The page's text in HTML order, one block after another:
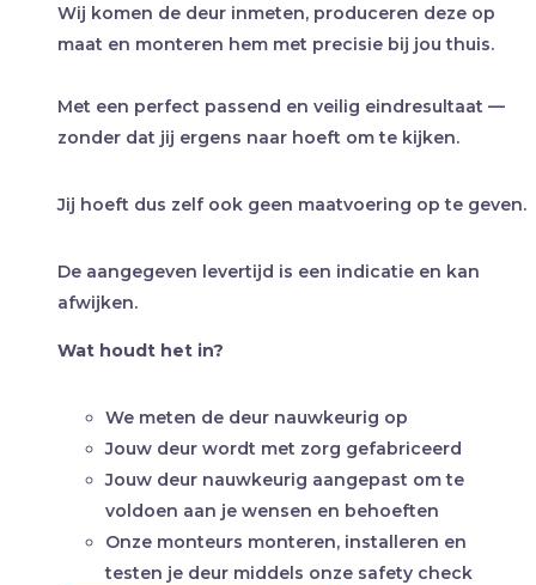
Wij komen de deur inmeten, produceren deze op
maat en monteren hem met precisie bij jou thuis.
Met een perfect passend en veilig eindresultaat —
zonder dat jij ergens naar hoeft om te kijken.
Jij hoeft dus zelf ook geen maatvoering op te geven.
De aangegeven levertijd is een indicatie en kan
afwijken.
Wat houdt het in?
We meten de deur nauwkeurig op
Jouw deur wordt met zorg gefabriceerd
Jouw deur nauwkeurig aangepast om te
voldoen aan je wensen en behoeften
Onze monteurs monteren, installeren en
testen je deur middels onze safety check